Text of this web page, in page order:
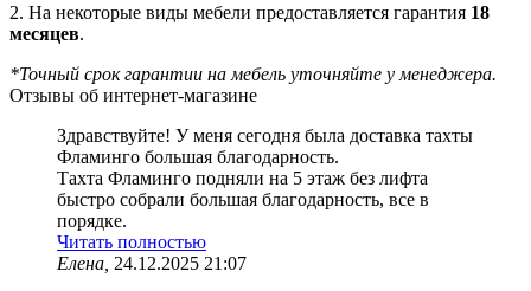
2. На некоторые виды мебели предоставляется гарантия 18
месяцев.
*Точный срок гарантии на мебель уточняйте у менеджера.
Отзывы об интернет-магазине
Здравствуйте! У меня сегодня была доставка тахты
Фламинго большая благодарность.
Тахта Фламинго подняли на 5 этаж без лифта
быстро собрали большая благодарность, все в
порядке.
Читать полностью
Елена, 24.12.2025 21:07